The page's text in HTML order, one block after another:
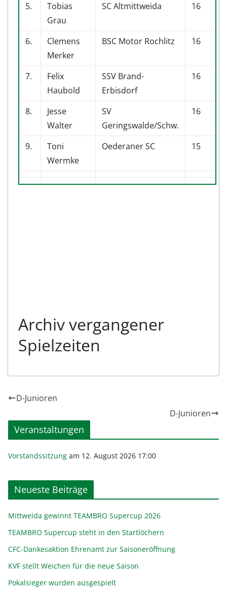
5.
Tobias
Grau
SC Altmittweida 16
6.
Clemens
Merker
BSC Motor Rochlitz 16
7.
Felix
Haubold
SSV Brand-
Erbisdorf
16
8.
Jesse
Walter
SV
Geringswalde/Schw.
16
9.
Toni
Wermke
Oederaner SC 15
Archiv vergangener
Spielzeiten
D-Junioren
D-Junioren
Veranstaltungen
Vorstandssitzung am 12. August 2026 17:00
Neueste Beiträge
Mittweida gewinnt TEAMBRO Supercup 2026
TEAMBRO Supercup steht in den Startlöchern
CFC-Dankesaktion Ehrenamt zur Saisoneröffnung
KVF stellt Weichen für die neue Saison
Pokalsieger wurden ausgespielt